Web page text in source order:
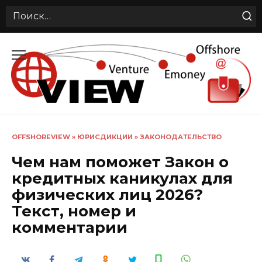
Search
содержанию
OFFSHOREVIEW » ЮРИСДИКЦИИ » ЗАКОНОДАТЕЛЬСТВО
Чем нам поможет Закон о
кредитных каникулах для
физических лиц 2026?
Текст, номер и
комментарии